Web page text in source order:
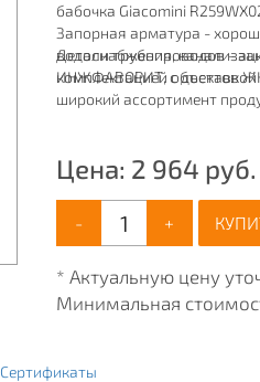
бабочка Giacomini
Запорная арматура -
водоснабжения,
комплектацией объектов
широкий ассортимент
Детали трубопроводов -
ИНЖФАВОРИТ, с доставкой
Цена: 2 964 руб.
- +
* Актуальную цену
Минимальная
Сертификаты